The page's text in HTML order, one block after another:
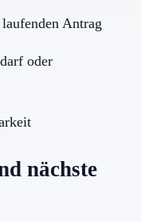
Antrag
oder
nächste